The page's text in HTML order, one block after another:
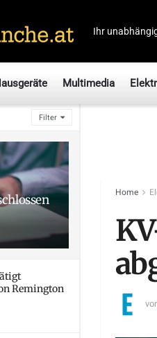
Filter
Remington
Ihr
Multimedia
Home